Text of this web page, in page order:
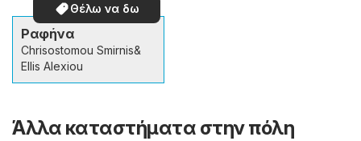
Θέλω να δω
Ραφήνα
Chrisostomou Smirnis&
Ellis Alexiou
Άλλα καταστήματα στην πόλη